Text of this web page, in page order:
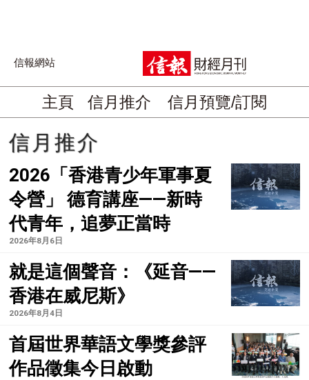
信報網站
主頁 信月推介 信月預覽/訂閱
信月推介
2026「香港青少年軍事夏
令營」 德育講座——新時
代青年，追夢正當時
2026年8月6日
就是這個聲音：《延音——
香港在威尼斯》
2026年8月4日
首屆世界華語文學獎參評
作品徵集今日啟動